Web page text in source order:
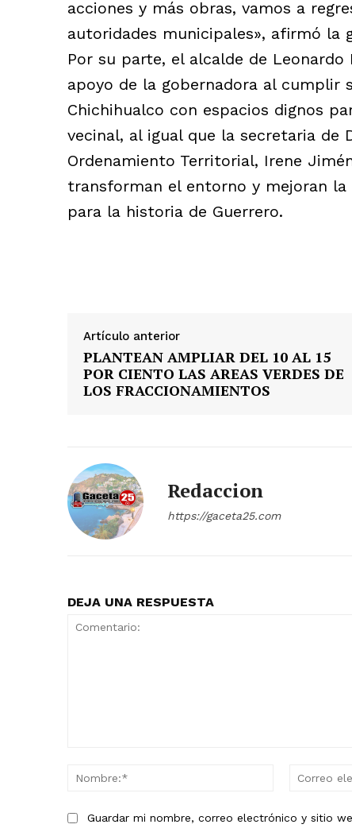
acciones y más obras, vamos a
autoridades municipales», afirmó la
Por su parte, el alcalde de Leonardo
apoyo de la gobernadora al cumplir
Chichihualco con espacios dignos
vecinal, al igual que la secretaria de
Ordenamiento Territorial, Irene
transforman el entorno y mejoran
para la historia de Guerrero.
Artículo anterior
PLANTEAN AMPLIAR DEL 10 AL 15
POR CIENTO LAS AREAS VERDES DE
LOS FRACCIONAMIENTOS
Redaccion
https://gaceta25.com
DEJA UNA RESPUESTA
Nombre:*
Guardar mi nombre, correo electrónico y sitio